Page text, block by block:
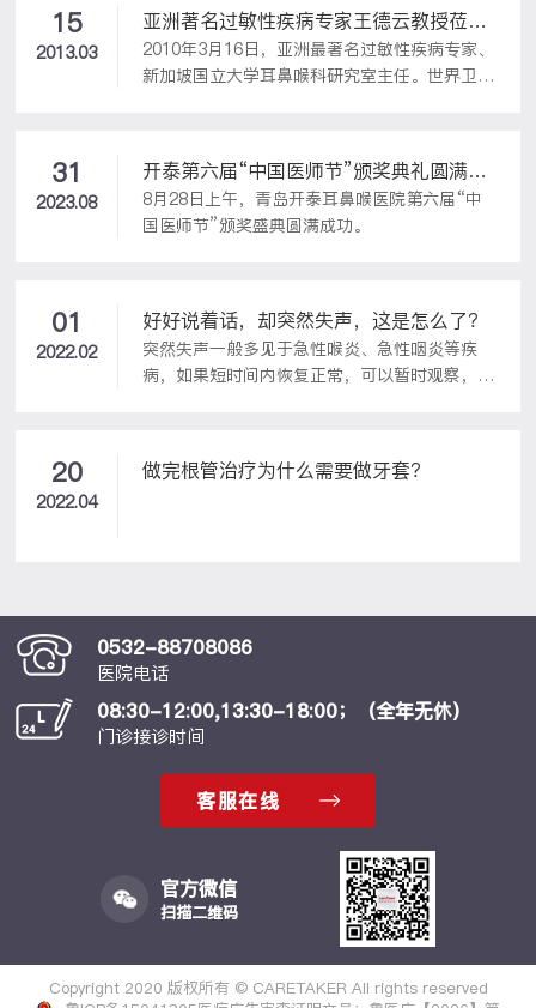
故。夜晚：打呼噜声大而不自知，呼吸暂停，张
口呼吸，不能安静入睡，容易从恶梦惊醒。为
了...
15
2013.03
亚洲著名过敏性疾病专家王德云教授莅院
坐诊，惠泽岛城重症过敏性鼻炎、哮喘患
者
2010年3月16日，亚洲最著名过敏性疾病专家、
新加坡国立大学耳鼻喉科研究室主任。世界卫生
青岛大学领导及教授进行了学术交流。
31
2023.08
开泰第六届“中国医师节”颁奖典礼圆满成
功！
8月28日上午，青岛开泰耳鼻喉医院第六届“中
国医师节”颁奖盛典圆满成功。
01
2022.02
好好说着话，却突然失声，这是怎么了？
突然失声一般多见于急性喉炎、急性咽炎等疾
病，如果短时间内恢复正常，可以暂时观察，一
肿痛，伴有喉痒，喉部产生较多分泌物刺激咳嗽
或咳痰，病情严重者有暂时失声风险；多继发于
反复发作可导致声带充血增厚、小结、息肉等；
如儿童发病的话可危及生命，由于喉部结构与
成...
20
2022.04
做完根管治疗为什么需要做牙套？
0532-88708086
医院电话
08:30-12:00,13:30-18:00；（全年无休）
门诊接诊时间
客服在线
官方微信
扫描二维码
Copyright 2020 版权所有 © CARETAKER All rights reserved